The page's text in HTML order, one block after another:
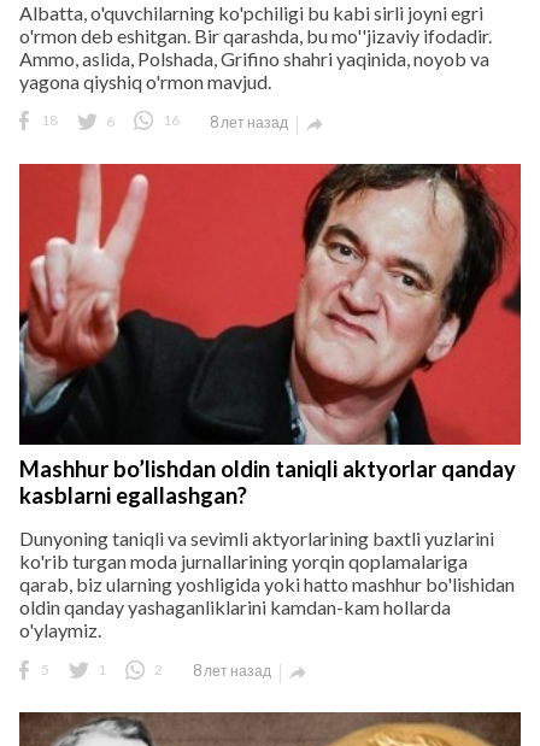
Albatta, o'quvchilarning ko'pchiligi bu kabi sirli joyni egri
o'rmon deb eshitgan. Bir qarashda, bu mo''jizaviy ifodadir.
Ammo, aslida, Polshada, Grifino shahri yaqinida, noyob va
yagona qiyshiq o'rmon mavjud.
18 6 16 8 лет назад 
Mashhur bo’lishdan oldin taniqli aktyorlar qanday
kasblarni egallashgan?
Dunyoning taniqli va sevimli aktyorlarining baxtli yuzlarini
ko'rib turgan moda jurnallarining yorqin qoplamalariga
qarab, biz ularning yoshligida yoki hatto mashhur bo'lishidan
oldin qanday yashaganliklarini kamdan-kam hollarda
o'ylaymiz.
5 1 2 8 лет назад 